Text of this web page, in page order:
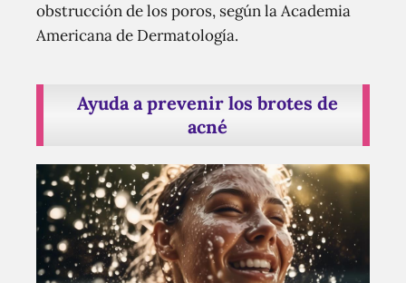
obstrucción de los poros, según la Academia
Americana de Dermatología.
Ayuda a prevenir los brotes de
acné